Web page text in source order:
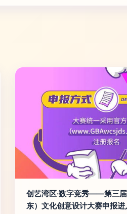
创艺湾区·数字竞秀——第三
东）文化创意设计大赛申报